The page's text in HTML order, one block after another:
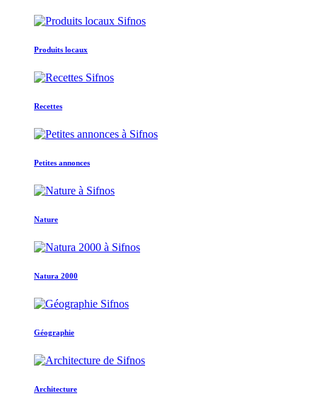
Produits locaux
Recettes
Petites annonces
Nature
Natura 2000
Géographie
Architecture